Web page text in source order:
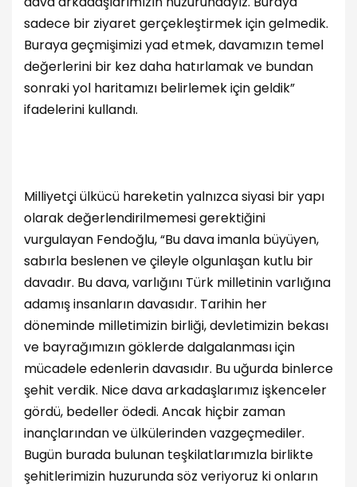
sadece bir ziyaret gerçekleştirmek için gelmedik.
Buraya geçmişimizi yad etmek, davamızın temel
değerlerini bir kez daha hatırlamak ve bundan
sonraki yol haritamızı belirlemek için geldik”
ifadelerini kullandı.
Milliyetçi ülkücü hareketin yalnızca siyasi bir yapı
olarak değerlendirilmemesi gerektiğini
vurgulayan Fendoğlu, “Bu dava imanla büyüyen,
sabırla beslenen ve çileyle olgunlaşan kutlu bir
davadır. Bu dava, varlığını Türk milletinin varlığına
adamış insanların davasıdır. Tarihin her
döneminde milletimizin birliği, devletimizin bekası
ve bayrağımızın göklerde dalgalanması için
mücadele edenlerin davasıdır. Bu uğurda binlerce
şehit verdik. Nice dava arkadaşlarımız işkenceler
gördü, bedeller ödedi. Ancak hiçbir zaman
inançlarından ve ülkülerinden vazgeçmediler.
Bugün burada bulunan teşkilatlarımızla birlikte
şehitlerimizin huzurunda söz veriyoruz ki onların